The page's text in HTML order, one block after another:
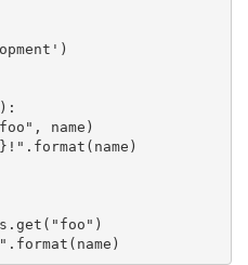
' )
):
foo " , name)
! " .format(name)
" foo " )
" .format(name)